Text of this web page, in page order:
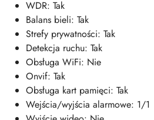
WDR: Tak
Balans bieli: Tak
Strefy prywatności: Tak
Detekcja ruchu: Tak
Obsługa WiFi: Nie
Onvif: Tak
Obsługa kart pamięci: Tak
Wejścia/wyjścia alarmowe: 1/1